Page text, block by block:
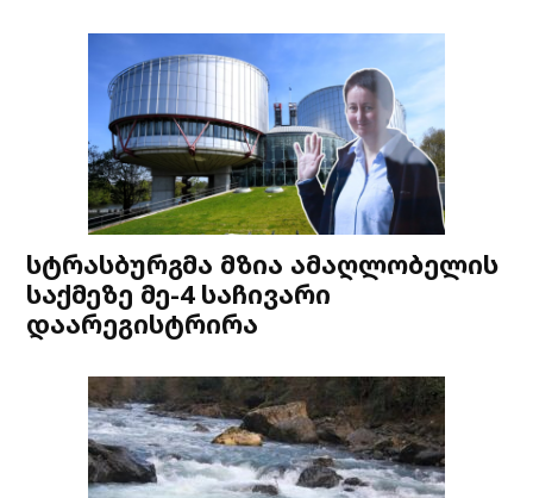
სტრასბურგმა მზია ამაღლობელის
საქმეზე მე-4 საჩივარი
დაარეგისტრირა